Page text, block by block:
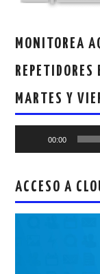
MONITOREA
MARTES Y
00:00
ACCESO A